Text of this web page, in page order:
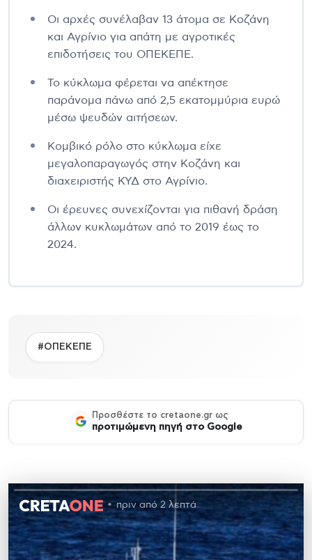
Οι αρχές συνέλαβαν 13 άτομα σε Κοζάνη
και Αγρίνιο για απάτη με αγροτικές
επιδοτήσεις του ΟΠΕΚΕΠΕ.
Το κύκλωμα φέρεται να απέκτησε
παράνομα πάνω από 2,5 εκατομμύρια ευρώ
μέσω ψευδών αιτήσεων.
Κομβικό ρόλο στο κύκλωμα είχε
μεγαλοπαραγωγός στην Κοζάνη και
διαχειριστής ΚΥΔ στο Αγρίνιο.
Οι έρευνες συνεχίζονται για πιθανή δράση
άλλων κυκλωμάτων από το 2019 έως το
2024.
#ΟΠΕΚΕΠΕ
Προσθέστε το cretaone.gr ως
προτιμώμενη πηγή στο Google
πριν από 2 λεπτά